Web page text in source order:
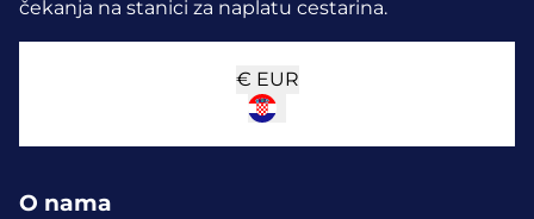
čekanja na stanici za naplatu cestarina.
€ EUR
O nama